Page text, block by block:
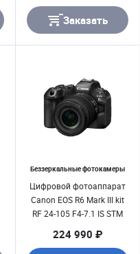
Заказать
Беззеркальные фотокамеры
Цифровой фотоаппарат
Canon EOS R6 Mark III kit
RF 24-105 F4-7.1 IS STM
224 990 ₽